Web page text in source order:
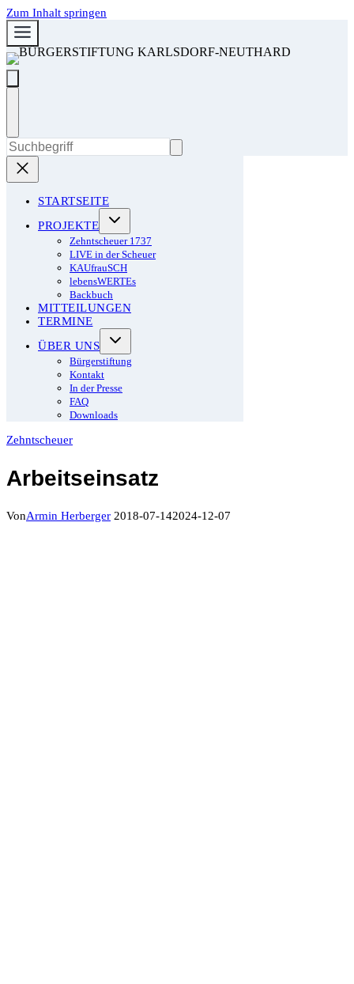
Zum Inhalt springen
STARTSEITE
PROJEKTE
Zehntscheuer 1737
LIVE in der Scheuer
KAUfrauSCH
lebensWERTEs
Backbuch
MITTEILUNGEN
TERMINE
ÜBER UNS
Bürgerstiftung
Kontakt
In der Presse
FAQ
Downloads
Zehntscheuer
Arbeitseinsatz
VonArmin Herberger 2018-07-142024-12-07